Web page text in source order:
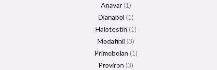
Anavar 1
Dianabol 1
Halotestin 1
Modafinil 3
Primobolan 1
Proviron 3